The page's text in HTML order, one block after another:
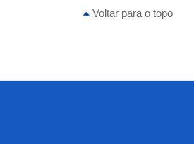
Voltar para o topo